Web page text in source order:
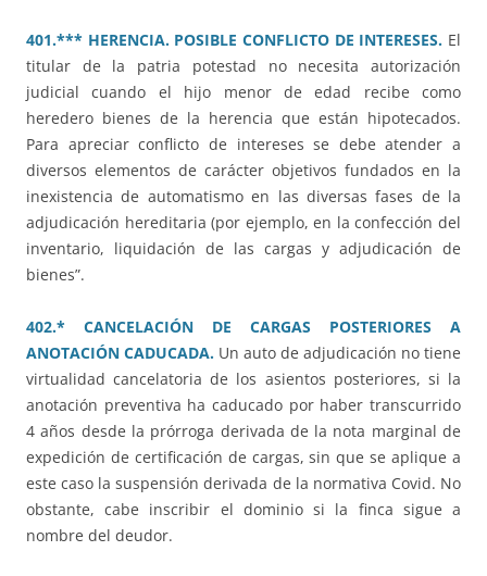
401.*** HERENCIA. POSIBLE CONFLICTO DE INTERESES. El
titular de la patria potestad no necesita autorización
judicial cuando el hijo menor de edad recibe como
heredero bienes de la herencia que están hipotecados.
Para apreciar conflicto de intereses se debe atender a
diversos elementos de carácter objetivos fundados en la
inexistencia de automatismo en las diversas fases de la
adjudicación hereditaria (por ejemplo, en la confección del
inventario, liquidación de las cargas y adjudicación de
bienes”.
402.* CANCELACIÓN DE CARGAS POSTERIORES A
ANOTACIÓN CADUCADA. Un auto de adjudicación no tiene
virtualidad cancelatoria de los asientos posteriores, si la
anotación preventiva ha caducado por haber transcurrido
4 años desde la prórroga derivada de la nota marginal de
expedición de certificación de cargas, sin que se aplique a
este caso la suspensión derivada de la normativa Covid. No
obstante, cabe inscribir el dominio si la finca sigue a
nombre del deudor.